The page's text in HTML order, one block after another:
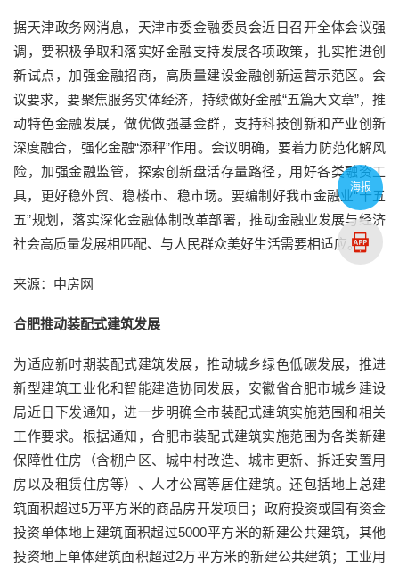
据天津政务网消息，天津市委金融委员会近日召开全体会议强
调，要积极争取和落实好金融支持发展各项政策，扎实推进创
新试点，加强金融招商，高质量建设金融创新运营示范区。会
议要求，要聚焦服务实体经济，持续做好金融“五篇大文章”，推
动特色金融发展，做优做强基金群，支持科技创新和产业创新
深度融合，强化金融“添秤”作用。会议明确，要着力防范化解风
险，加强金融监管，探索创新盘活存量路径，用好各类融资工
具，更好稳外贸、稳楼市、稳市场。要编制好我市金融业“十五
五”规划，落实深化金融体制改革部署，推动金融业发展与经济
社会高质量发展相匹配、与人民群众美好生活需要相适应。
来源：中房网
合肥推动装配式建筑发展
为适应新时期装配式建筑发展，推动城乡绿色低碳发展，推进
新型建筑工业化和智能建造协同发展，安徽省合肥市城乡建设
局近日下发通知，进一步明确全市装配式建筑实施范围和相关
工作要求。根据通知，合肥市装配式建筑实施范围为各类新建
保障性住房（含棚户区、城中村改造、城市更新、拆迁安置用
房以及租赁住房等）、人才公寓等居住建筑。还包括地上总建
筑面积超过5万平方米的商品房开发项目；政府投资或国有资金
投资单体地上建筑面积超过5000平方米的新建公共建筑，其他
投资地上单体建筑面积超过2万平方米的新建公共建筑；工业用
海报